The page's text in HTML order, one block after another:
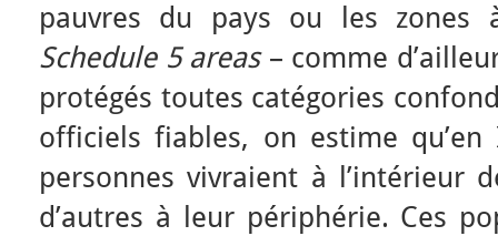
pauvres du pays ou les zones
Schedule 5 areas– comme
protégés toutes catégories
officiels fiables, on estime
personnes vivraient à l’intérieur
d’autres à leur périphérie. Ces